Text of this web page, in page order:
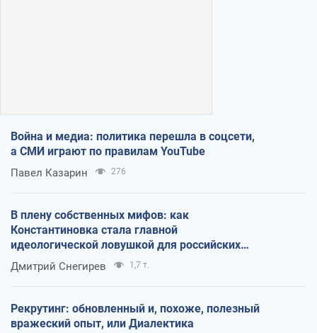
Война и медиа: политика перешла в соцсети,
а СМИ играют по правилам YouTube
Павел Казарин 276
В плену собственных мифов: как
Константиновка стала главной
идеологической ловушкой для российских
оккупантов
Дмитрий Снегирев 1,7 т.
Рекрутинг: обновленный и, похоже, полезный
вражеский опыт, или Диалектика